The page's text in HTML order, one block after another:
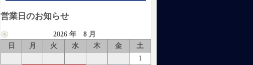
営業日のお知らせ
2026 年 8 月
日
月 火 水 木 金
土
1